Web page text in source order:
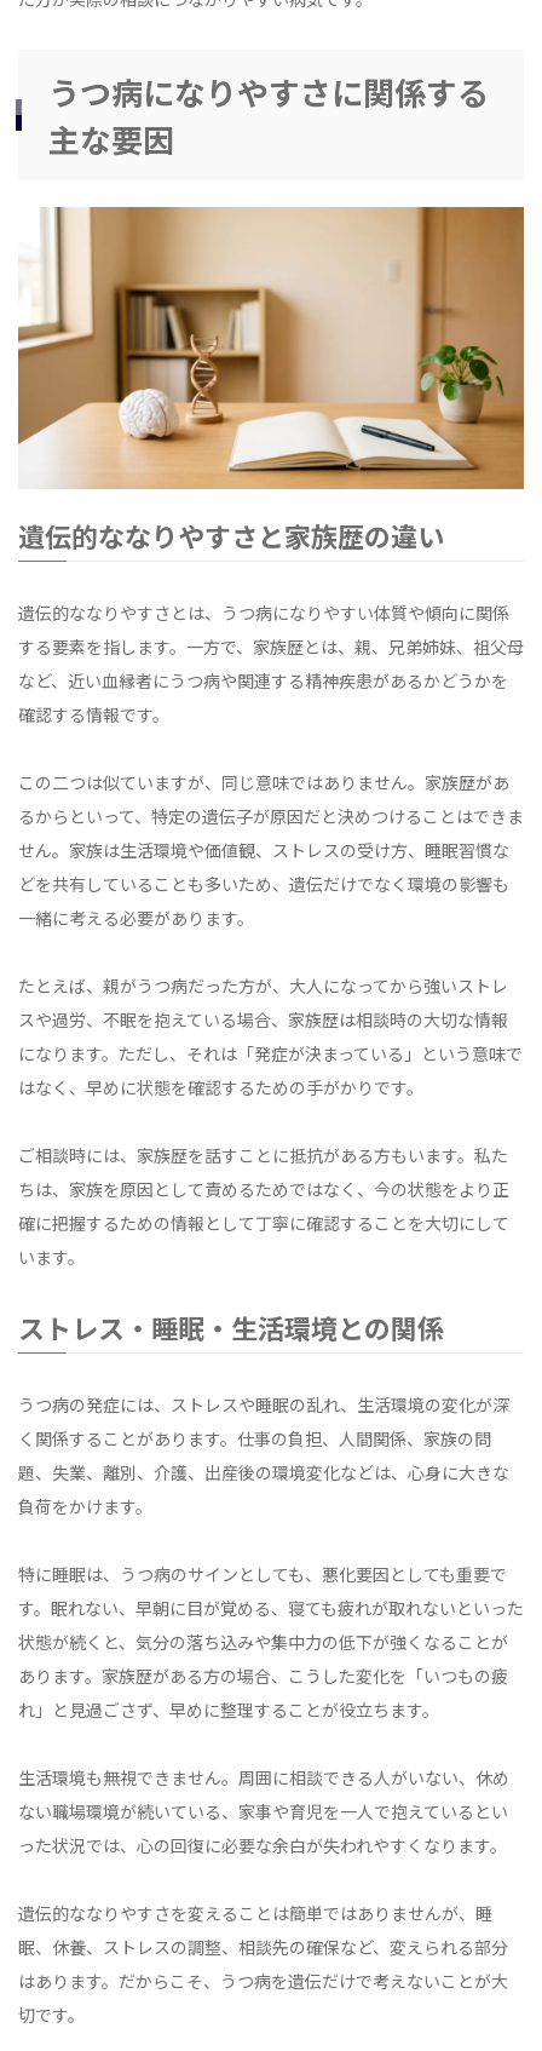
うつ病になりやすさに関係する
主な要因
遺伝的ななりやすさと家族歴の違い
遺伝的ななりやすさとは、うつ病になりやすい体質や傾向に関係
する要素を指します。一方で、家族歴とは、親、兄弟姉妹、祖父母
など、近い血縁者にうつ病や関連する精神疾患があるかどうかを
確認する情報です。
この二つは似ていますが、同じ意味ではありません。家族歴があ
るからといって、特定の遺伝子が原因だと決めつけることはできま
せん。家族は生活環境や価値観、ストレスの受け方、睡眠習慣な
どを共有していることも多いため、遺伝だけでなく環境の影響も
一緒に考える必要があります。
たとえば、親がうつ病だった方が、大人になってから強いストレ
スや過労、不眠を抱えている場合、家族歴は相談時の大切な情報
になります。ただし、それは「発症が決まっている」という意味で
はなく、早めに状態を確認するための手がかりです。
ご相談時には、家族歴を話すことに抵抗がある方もいます。私た
ちは、家族を原因として責めるためではなく、今の状態をより正
確に把握するための情報として丁寧に確認することを大切にして
います。
ストレス・睡眠・生活環境との関係
うつ病の発症には、ストレスや睡眠の乱れ、生活環境の変化が深
く関係することがあります。仕事の負担、人間関係、家族の問
題、失業、離別、介護、出産後の環境変化などは、心身に大きな
負荷をかけます。
特に睡眠は、うつ病のサインとしても、悪化要因としても重要で
す。眠れない、早朝に目が覚める、寝ても疲れが取れないといった
状態が続くと、気分の落ち込みや集中力の低下が強くなることが
あります。家族歴がある方の場合、こうした変化を「いつもの疲
れ」と見過ごさず、早めに整理することが役立ちます。
生活環境も無視できません。周囲に相談できる人がいない、休め
ない職場環境が続いている、家事や育児を一人で抱えているとい
った状況では、心の回復に必要な余白が失われやすくなります。
遺伝的ななりやすさを変えることは簡単ではありませんが、睡
眠、休養、ストレスの調整、相談先の確保など、変えられる部分
はあります。だからこそ、うつ病を遺伝だけで考えないことが大
切です。